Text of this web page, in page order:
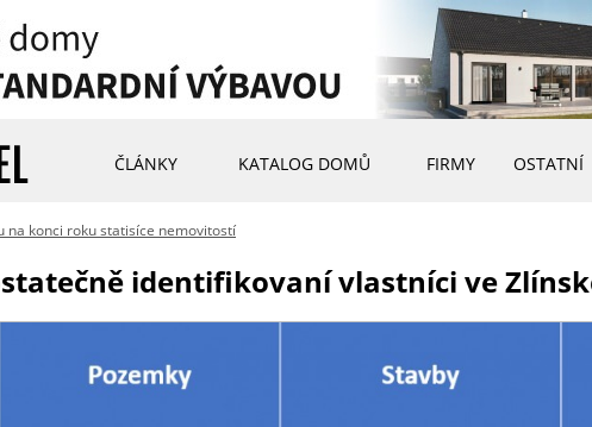
ČLÁNKY KATALOG DOMŮ FIRMY OSTATNÍ
na konci roku statisíce nemovitostí
identifikovaní vlastníci ve